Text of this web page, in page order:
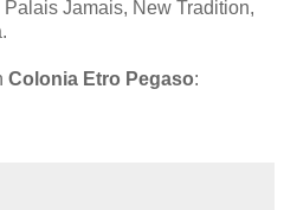
Jamais, New Tradition,
Colonia Etro Pegaso: